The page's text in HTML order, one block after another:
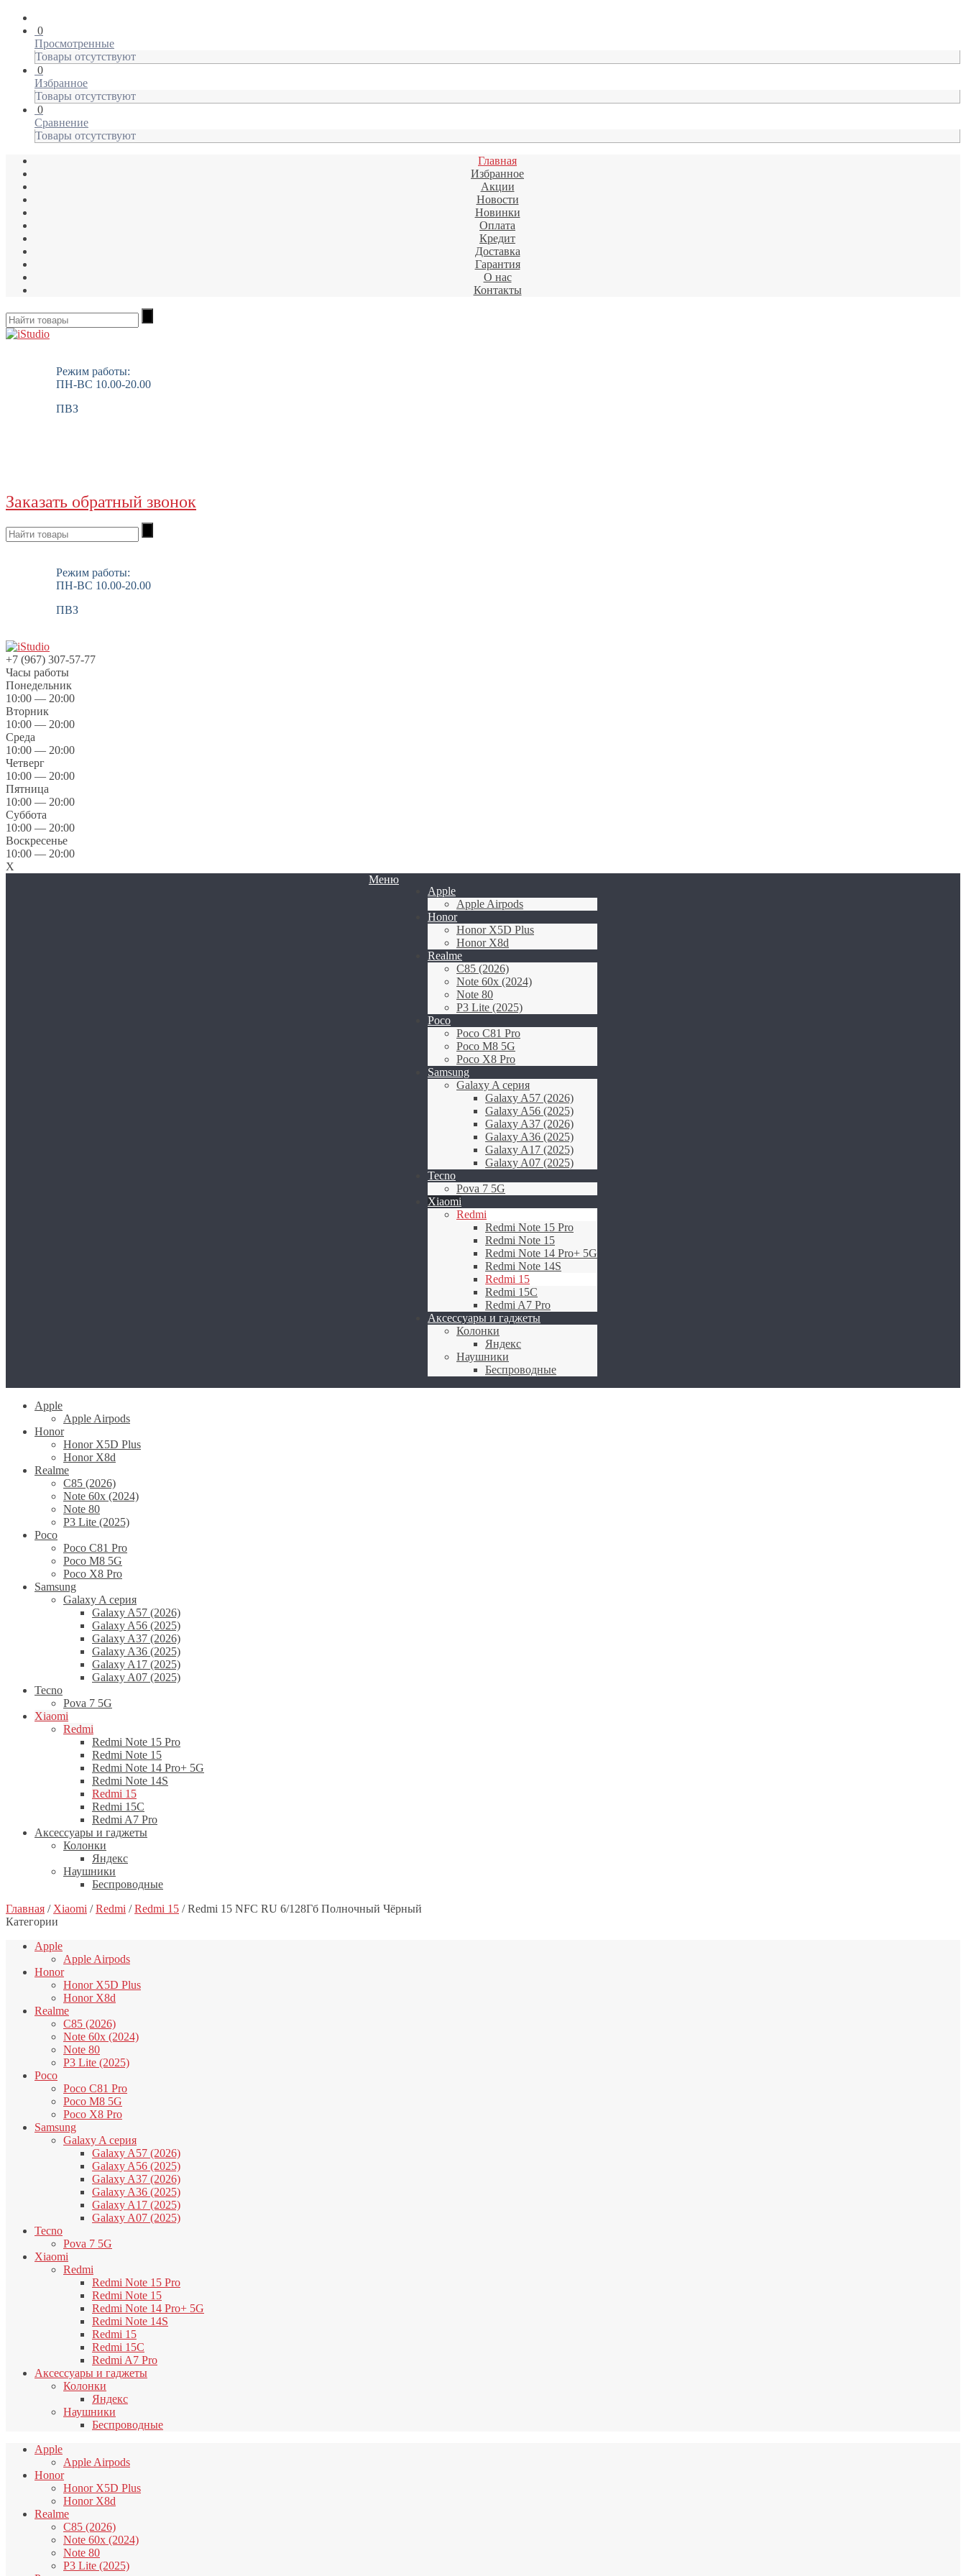
0
Просмотренные
Товары отсутствуют
0
Избранное
Товары отсутствуют
0
Сравнение
Товары отсутствуют
Главная
Избранное
Акции
Новости
Новинки
Оплата
Кредит
Доставка
Гарантия
О нас
Контакты
Режим работы:
ПН-ВС 10.00-20.00
ПВЗ
Заказать обратный звонок
Режим работы:
ПН-ВС 10.00-20.00
ПВЗ
+7 (967) 307-57-77
Часы работы
Понедельник
10:00 — 20:00
Вторник
10:00 — 20:00
Среда
10:00 — 20:00
Четверг
10:00 — 20:00
Пятница
10:00 — 20:00
Суббота
10:00 — 20:00
Воскресенье
10:00 — 20:00
X
Меню
Apple
Apple Airpods
Honor
Honor X5D Plus
Honor X8d
Realme
C85 (2026)
Note 60x (2024)
Note 80
P3 Lite (2025)
Poco
Poco C81 Pro
Poco M8 5G
Poco X8 Pro
Samsung
Galaxy A серия
Galaxy A57 (2026)
Galaxy A56 (2025)
Galaxy A37 (2026)
Galaxy A36 (2025)
Galaxy A17 (2025)
Galaxy A07 (2025)
Tecno
Pova 7 5G
Xiaomi
Redmi
Redmi Note 15 Pro
Redmi Note 15
Redmi Note 14 Pro+ 5G
Redmi Note 14S
Redmi 15
Redmi 15C
Redmi A7 Pro
Аксессуары и гаджеты
Колонки
Яндекс
Наушники
Беспроводные
Apple
Apple Airpods
Honor
Honor X5D Plus
Honor X8d
Realme
C85 (2026)
Note 60x (2024)
Note 80
P3 Lite (2025)
Poco
Poco C81 Pro
Poco M8 5G
Poco X8 Pro
Samsung
Galaxy A серия
Galaxy A57 (2026)
Galaxy A56 (2025)
Galaxy A37 (2026)
Galaxy A36 (2025)
Galaxy A17 (2025)
Galaxy A07 (2025)
Tecno
Pova 7 5G
Xiaomi
Redmi
Redmi Note 15 Pro
Redmi Note 15
Redmi Note 14 Pro+ 5G
Redmi Note 14S
Redmi 15
Redmi 15C
Redmi A7 Pro
Аксессуары и гаджеты
Колонки
Яндекс
Наушники
Беспроводные
Главная / Xiaomi /Redmi /Redmi 15 /Redmi 15 NFC RU 6/128Гб Полночный Чёрный
Категории
Apple
Apple Airpods
Honor
Honor X5D Plus
Honor X8d
Realme
C85 (2026)
Note 60x (2024)
Note 80
P3 Lite (2025)
Poco
Poco C81 Pro
Poco M8 5G
Poco X8 Pro
Samsung
Galaxy A серия
Galaxy A57 (2026)
Galaxy A56 (2025)
Galaxy A37 (2026)
Galaxy A36 (2025)
Galaxy A17 (2025)
Galaxy A07 (2025)
Tecno
Pova 7 5G
Xiaomi
Redmi
Redmi Note 15 Pro
Redmi Note 15
Redmi Note 14 Pro+ 5G
Redmi Note 14S
Redmi 15
Redmi 15C
Redmi A7 Pro
Аксессуары и гаджеты
Колонки
Яндекс
Наушники
Беспроводные
Apple
Apple Airpods
Honor
Honor X5D Plus
Honor X8d
Realme
C85 (2026)
Note 60x (2024)
Note 80
P3 Lite (2025)